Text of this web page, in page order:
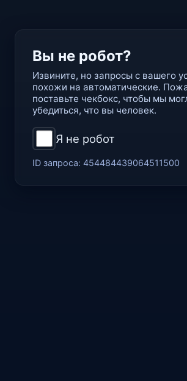
Вы не робот?
Извините, но запросы с вашего
похожи на автоматические.
поставьте чекбокс, чтобы мы
убедиться, что вы человек.
Я не робот
ID запроса: 454484439064511500